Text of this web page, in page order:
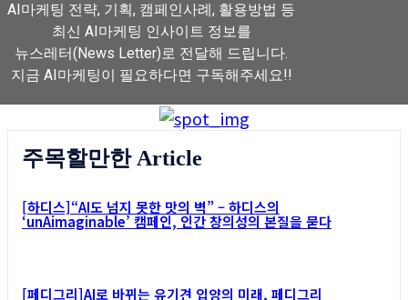
AI마케팅 전략, 기획, 캠페인사례, 활용방법 등
최신 AI마케팅 인사이트 정보를
뉴스레터(News Letter)로 전달해 드립니다.
지금 AI마케팅이 필요하다면 구독해주세요!!
주목할만한 Article
[하디스]“AI도 넘지 못한 맛의 벽” – 하디스의
‘unAimaginable’ 캠페인, 인간 창의성의 본질을 묻다
[페디그리]AI로 바뀌는 유기견 입양의 미래, 페디그리